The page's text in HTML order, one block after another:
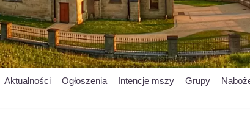
Aktualności Ogłoszenia Intencje mszy Grupy